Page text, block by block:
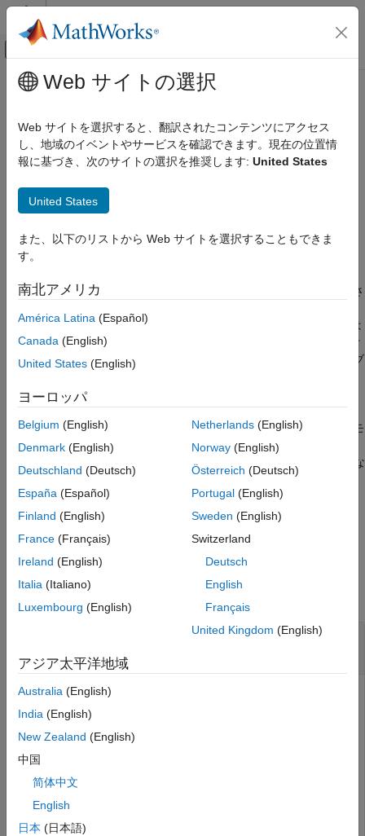
コンテンツへスキップ
オフキャンバス ナビゲーション メ
ドキュメンテーションのホーム
Simulink Coder
コード生成
データおよび関数のインターフェイス
coder.mapping.api.get
項目一覧
説明
例
入力引数
出力引数
参考
メインコンテンツ
coder.mapping.api.get
モデルのコード マッピングの取得
構文
coderMapObj = coder.mapping.api.get(simulinkModel)
説明
coderMapObj= coder.mapping.api.get(
は指定さ
coderMapObjオブジェクトとして返します。コード マッピングは
モデル データ要素を C または C++ コード生成の構成に関連付け
ます。モデルに複数のコード マッピングがある場合、アクティブ
ルに関連付けられたマッピングです。
コード マッピングが存在しない場合、エラーが生成されます。モ
デルの Coder アプリを開くと、Simulink®はコード マッピング
オブジェクトを作成します。モデルの Coder アプリを開いていな
い場合は、関数
coder.mapping.utils.create
を呼び出してコー
ド マッピング オブジェクトを作成できます。
例
Simulink モデルのコード マッピングをプログラ
プログラム インターフェイスを使用して、Simulink モデル
のコード マッピング オブジェクトを作成および使用しま
モデル
simulinkModel =
Web サイトの選択
Web サイトを選択すると、翻訳されたコンテンツにアクセス
し、地域のイベントやサービスを確認できます。現在の位置情
報に基づき、次のサイトの選択を推奨します: United States
United States
また、以下のリストから Web サイトを選択することもできま
す。
南北アメリカ
América Latina (Español)
Canada (English)
United States (English)
ヨーロッパ
Belgium (English)
Denmark (English)
Deutschland (Deutsch)
España (Español)
Finland (English)
France (Français)
Ireland (English)
Italia (Italiano)
Luxembourg (English)
Netherlands(English)
Norway(English)
Österreich (Deutsch)
Portugal(English)
Sweden (English)
Switzerland
Deutsch
English
Français
United Kingdom (English)
アジア太平洋地域
Australia (English)
India (English)
New Zealand (English)
中国
简体中文
English
日本 (日本語)